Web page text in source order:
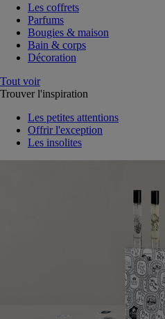
Les coffrets
Parfums
Bougies & maison
Bain & corps
Décoration
Tout voir
Trouver l'inspiration
Les petites attentions
Offrir l'exception
Les insolites